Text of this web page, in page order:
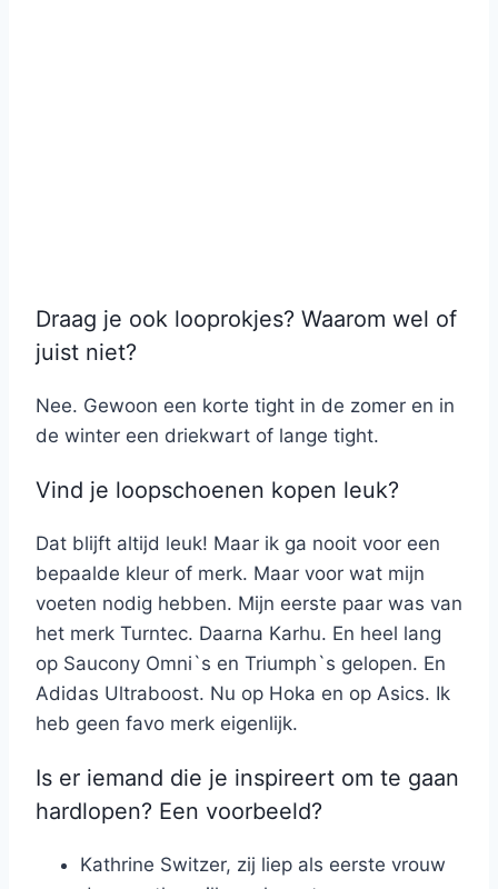
Draag je ook looprokjes? Waarom wel of
juist niet?
Nee. Gewoon een korte tight in de zomer en in
de winter een driekwart of lange tight.
Vind je loopschoenen kopen leuk?
Dat blijft altijd leuk! Maar ik ga nooit voor een
bepaalde kleur of merk. Maar voor wat mijn
voeten nodig hebben. Mijn eerste paar was van
het merk Turntec. Daarna Karhu. En heel lang
op Saucony Omni`s en Triumph`s gelopen. En
Adidas Ultraboost. Nu op Hoka en op Asics. Ik
heb geen favo merk eigenlijk.
Is er iemand die je inspireert om te gaan
hardlopen? Een voorbeeld?
Kathrine Switzer, zij liep als eerste vrouw